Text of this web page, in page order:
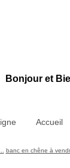
Bonjour et
Accueil
banc en chêne à